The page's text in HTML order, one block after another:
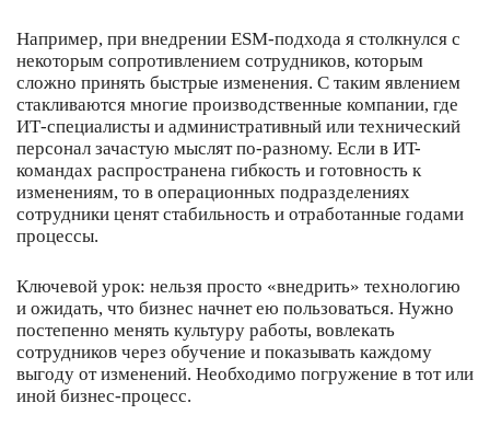
Например, при внедрении ESM-подхода я столкнулся с
некоторым сопротивлением сотрудников, которым
сложно принять быстрые изменения. С таким явлением
стакливаются многие производственные компании, где
ИТ-специалисты и административный или технический
персонал зачастую мыслят по-разному. Если в ИT-
командах распространена гибкость и готовность к
изменениям, то в операционных подразделениях
сотрудники ценят стабильность и отработанные годами
процессы.
Ключевой урок: нельзя просто «внедрить» технологию
и ожидать, что бизнес начнет ею пользоваться. Нужно
постепенно менять культуру работы, вовлекать
сотрудников через обучение и показывать каждому
выгоду от изменений. Необходимо погружение в тот или
иной бизнес-процесс.